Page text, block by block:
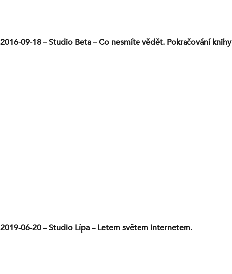
2016-09-18 – Studio Beta – Co nesmíte vědět. Pokračování knihy
2019-06-20 – Studio Lípa – Letem světem internetem.